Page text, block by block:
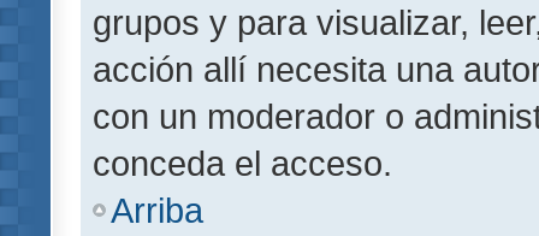
grupos y para visualizar,
acción allí necesita una
con un moderador o
conceda el acceso.
Arriba